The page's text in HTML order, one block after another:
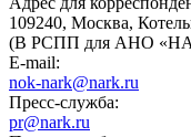
109240, Москва,
(В РСПП для АНО
E-mail:
nok-nark@nark.ru
Пресс-служба:
pr@nark.ru